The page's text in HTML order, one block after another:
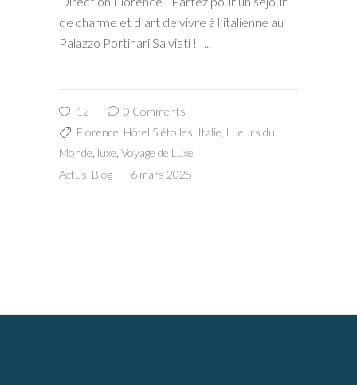
de charme et d’art de vivre à l’italienne au
Palazzo Portinari Salviati !
12
0 Comments
Florence Hôtel 5 étoiles Italie Lueurs du
Monde luxe Voyage de Luxe
Actus Blog 6 mars 2025